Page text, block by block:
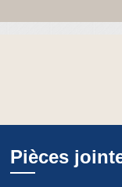
Pièces